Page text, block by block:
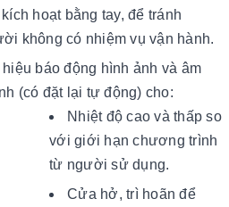
hoạt bằng tay, để tránh
không có nhiệm vụ vận hành.
báo động hình ảnh và âm
(có đặt lại tự động) cho:
Nhiệt độ cao và thấp so
với giới hạn chương trình
từ người sử dụng.
Cửa hở, trì hoãn để